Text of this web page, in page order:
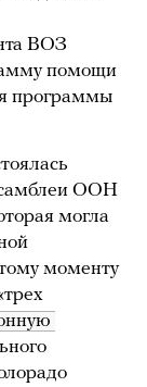
ВОЗ
помощи
программы
ООН
могла
моменту